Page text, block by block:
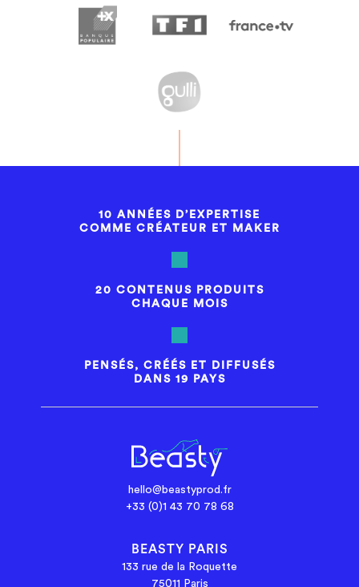
10 ANNÉES D’EXPERTISE
COMME CRÉATEUR ET MAKER
20 CONTENUS PRODUITS
CHAQUE MOIS
PENSÉS, CRÉÉS ET DIFFUSÉS
DANS 19 PAYS
hello@beastyprod.fr
+33 (0)1 43 70 78 68
BEASTY PARIS
133 rue de la Roquette
75011 Paris